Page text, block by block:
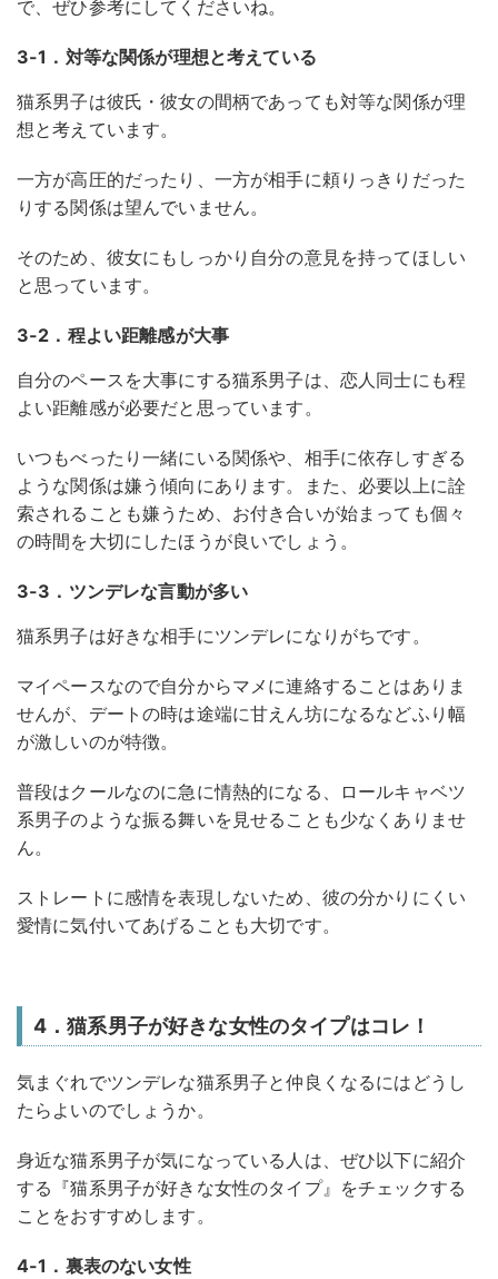
で、ぜひ参考にしてくださいね。
3-1．対等な関係が理想と考えている
猫系男子は彼氏・彼女の間柄であっても対等な関係が理
想と考えています。
一方が高圧的だったり、一方が相手に頼りっきりだった
りする関係は望んでいません。
そのため、彼女にもしっかり自分の意見を持ってほしい
と思っています。
3-2．程よい距離感が大事
自分のペースを大事にする猫系男子は、恋人同士にも程
よい距離感が必要だと思っています。
いつもべったり一緒にいる関係や、相手に依存しすぎる
ような関係は嫌う傾向にあります。また、必要以上に詮
索されることも嫌うため、お付き合いが始まっても個々
の時間を大切にしたほうが良いでしょう。
3-3．ツンデレな言動が多い
猫系男子は好きな相手にツンデレになりがちです。
マイペースなので自分からマメに連絡することはありま
せんが、デートの時は途端に甘えん坊になるなどふり幅
が激しいのが特徴。
普段はクールなのに急に情熱的になる、ロールキャベツ
系男子のような振る舞いを見せることも少なくありませ
ん。
ストレートに感情を表現しないため、彼の分かりにくい
愛情に気付いてあげることも大切です。
4．猫系男子が好きな女性のタイプはコレ！
気まぐれでツンデレな猫系男子と仲良くなるにはどうし
たらよいのでしょうか。
身近な猫系男子が気になっている人は、ぜひ以下に紹介
する『猫系男子が好きな女性のタイプ』をチェックする
ことをおすすめします。
4-1．裏表のない女性